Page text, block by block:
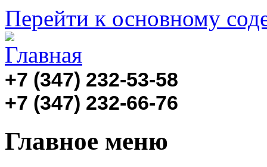
Перейти к основному
+7 (347) 232-53-58
+7 (347) 232-66-76
Главное меню